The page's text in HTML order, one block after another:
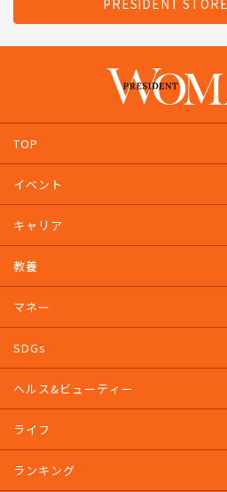
PRESIDENT
TOP
イベント
キャリア
教養
マネー
SDGs
ヘルス&ビューティー
ライフ
ランキング